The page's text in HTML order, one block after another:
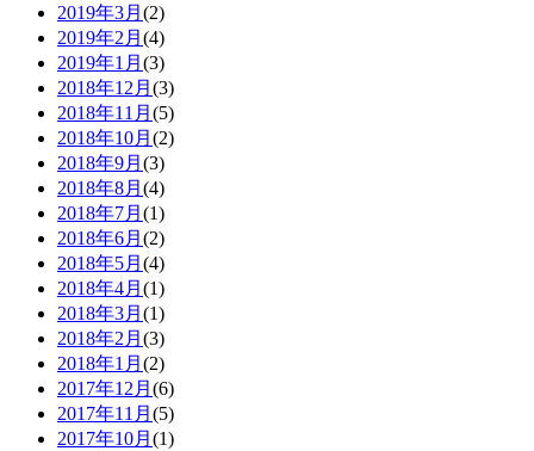
2019年3月 (2)
2019年2月 (4)
2019年1月 (3)
2018年12月 (3)
2018年11月 (5)
2018年10月 (2)
2018年9月 (3)
2018年8月 (4)
2018年7月 (1)
2018年6月 (2)
2018年5月 (4)
2018年4月 (1)
2018年3月 (1)
2018年2月 (3)
2018年1月 (2)
2017年12月 (6)
2017年11月 (5)
2017年10月 (1)